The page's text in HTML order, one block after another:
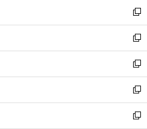
く
で
開
く
ド
ウ
で
開
く
ィ
ン
ド
ウ
で
開
く
い
ウ
ィ
ン
ド
ウ
で
開
く
新
し
い
ウ
ィ
ン
ド
ウ
で
新
し
い
ウ
ィ
ン
ド
新
し
い
ウ
ィ
新
し
い
新